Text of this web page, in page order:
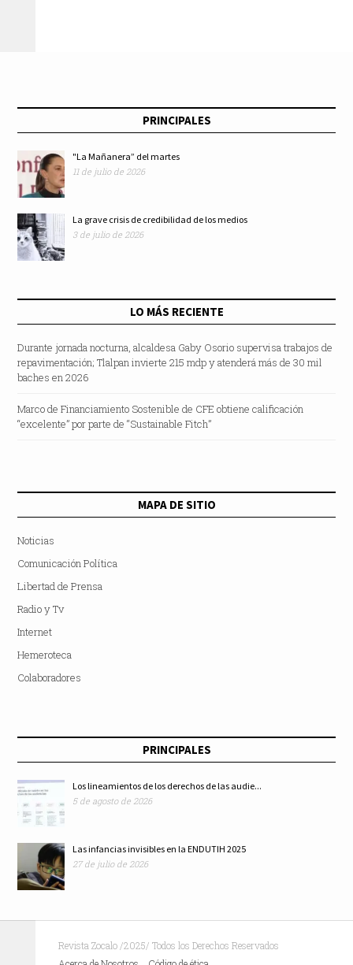
PRINCIPALES
"La Mañanera” del martes
11 de julio de 2026
La grave crisis de credibilidad de los medios
3 de julio de 2026
LO MÁS RECIENTE
Durante jornada nocturna, alcaldesa Gaby Osorio supervisa trabajos de
repavimentación; Tlalpan invierte 215 mdp y atenderá más de 30 mil
baches en 2026
Marco de Financiamiento Sostenible de CFE obtiene calificación
“excelente” por parte de “Sustainable Fitch”
MAPA DE SITIO
Noticias
Comunicación Política
Libertad de Prensa
Radio y Tv
Internet
Hemeroteca
Colaboradores
PRINCIPALES
Los lineamientos de los derechos de las audie...
5 de agosto de 2026
Las infancias invisibles en la ENDUTIH 2025
27 de julio de 2026
Revista Zocalo /2025/ Todos los Derechos Reservados